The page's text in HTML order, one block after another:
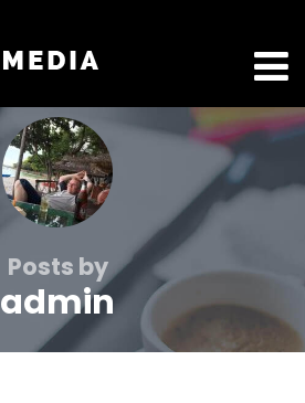
Posts by
admin